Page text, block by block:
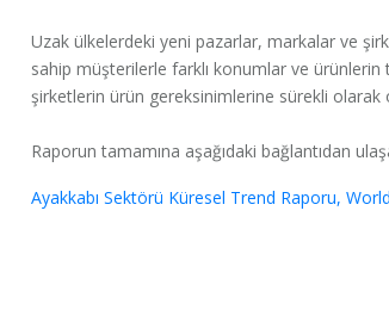
Uzak ülkelerdeki yeni pazarlar, markalar ve
sahip müşterilerle farklı konumlar ve
şirketlerin ürün gereksinimlerine sürekli olarak
Raporun tamamına aşağıdaki bağlantıdan
Ayakkabı Sektörü Küresel Trend Raporu,